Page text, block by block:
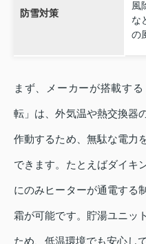
防雪対策
風
な
の
まず、メーカーが搭載す
転」は、外気温や熱交換器
作動するため、無駄な電力
できます。たとえばダイキ
にのみヒーターが通電する
霜が可能です。貯湯ユニッ
ため、低温環境でも安心し